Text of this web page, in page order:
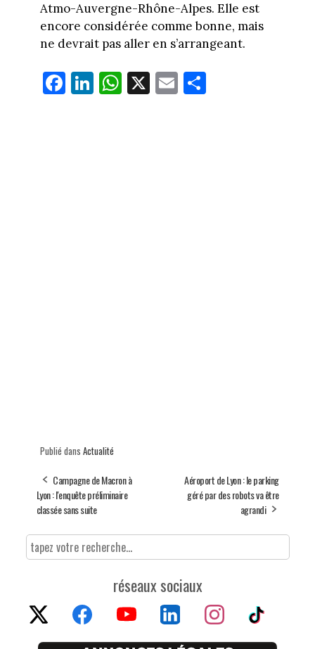
Atmo-Auvergne-Rhône-Alpes. Elle est
encore considérée comme bonne, mais
ne devrait pas aller en s’arrangeant.
Fa
ce
Li
nk
W
ha
X E
m
Pa
rt
Publié dans Actualité
Campagne de Macron à
Lyon : l'enquête préliminaire
classée sans suite
Aéroport de Lyon : le parking
géré par des robots va être
agrandi
réseaux sociaux